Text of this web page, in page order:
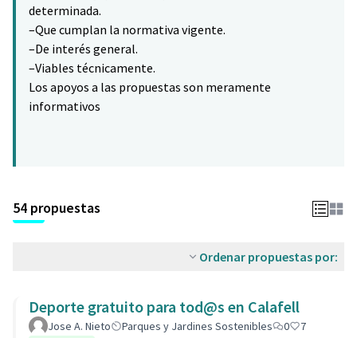
determinada.
–Que cumplan la normativa vigente.
–De interés general.
–Viables técnicamente.
Los apoyos a las propuestas son meramente
informativos
54 propuestas
Ordenar propuestas por:
Deporte gratuito para tod@s en Calafell
Jose A. Nieto Parques y Jardines Sostenibles 0
7